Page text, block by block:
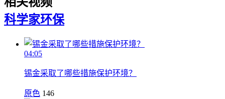
科学家环保
04:05
锡金采取了哪些措施保护环境？
原色 146